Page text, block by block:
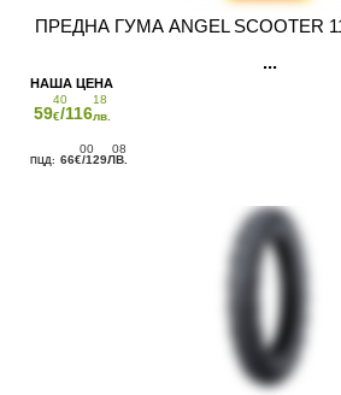
ПРЕДНА ГУМА ANGEL SCOOTER
59
40
€/116
18
лв.
66
00
€/129
08
ЛВ.